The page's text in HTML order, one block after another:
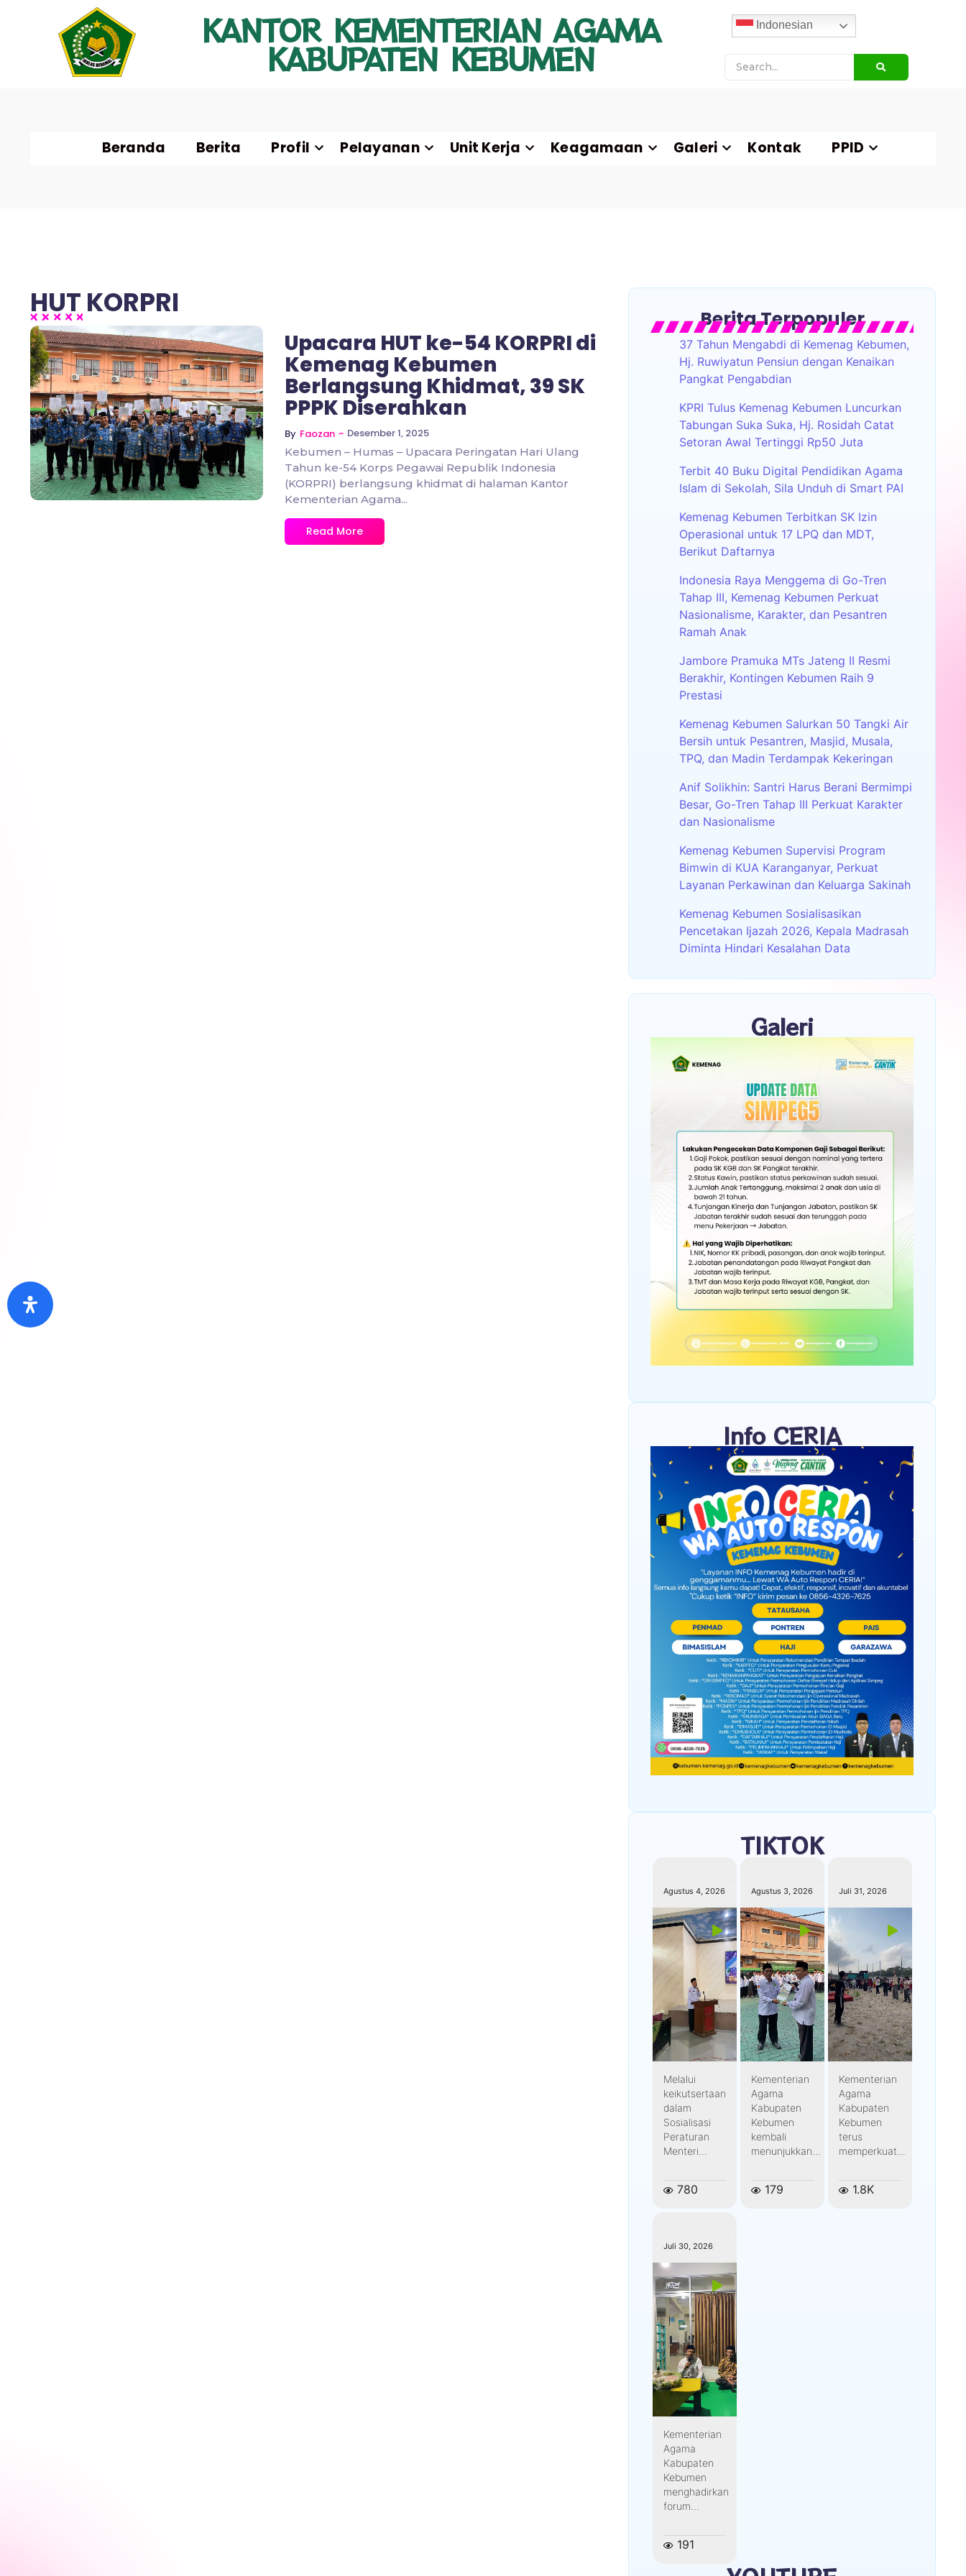
KANTOR KEMENTERIAN AGAMA
KABUPATEN KEBUMEN
Indonesian
Beranda Berita Profil Pelayanan Unit Kerja Keagamaan Galeri Kontak PPID
HUT KORPRI
No Comments
Upacara HUT ke-54 KORPRI di
Kemenag Kebumen
Berlangsung Khidmat, 39 SK
PPPK Diserahkan
By Faozan ~ Desember 1, 2025
Kebumen – Humas – Upacara Peringatan Hari Ulang
Tahun ke-54 Korps Pegawai Republik Indonesia
(KORPRI) berlangsung khidmat di halaman Kantor
Kementerian Agama...
Read More
Berita Terpopuler
37 Tahun Mengabdi di Kemenag Kebumen,
Hj. Ruwiyatun Pensiun dengan Kenaikan
Pangkat Pengabdian
KPRI Tulus Kemenag Kebumen Luncurkan
Tabungan Suka Suka, Hj. Rosidah Catat
Setoran Awal Tertinggi Rp50 Juta
Terbit 40 Buku Digital Pendidikan Agama
Islam di Sekolah, Sila Unduh di Smart PAI
Kemenag Kebumen Terbitkan SK Izin
Operasional untuk 17 LPQ dan MDT,
Berikut Daftarnya
Indonesia Raya Menggema di Go-Tren
Tahap III, Kemenag Kebumen Perkuat
Nasionalisme, Karakter, dan Pesantren
Ramah Anak
Jambore Pramuka MTs Jateng II Resmi
Berakhir, Kontingen Kebumen Raih 9
Prestasi
Kemenag Kebumen Salurkan 50 Tangki Air
Bersih untuk Pesantren, Masjid, Musala,
TPQ, dan Madin Terdampak Kekeringan
Anif Solikhin: Santri Harus Berani Bermimpi
Besar, Go-Tren Tahap III Perkuat Karakter
dan Nasionalisme
Kemenag Kebumen Supervisi Program
Bimwin di KUA Karanganyar, Perkuat
Layanan Perkawinan dan Keluarga Sakinah
Kemenag Kebumen Sosialisasikan
Pencetakan Ijazah 2026, Kepala Madrasah
Diminta Hindari Kesalahan Data
Galeri
Info CERIA
TIKTOK
Agustus 4, 2026
Melalui
keikutsertaan
dalam
Sosialisasi
Peraturan
Menteri...
780
Agustus 3, 2026
Kementerian
Agama
Kabupaten
Kebumen
kembali
menunjukkan...
179
Juli 31, 2026
Kementerian
Agama
Kabupaten
Kebumen
terus
memperkuat...
1.8K
Juli 30, 2026
Kementerian
Agama
Kabupaten
Kebumen
menghadirkan
forum...
191